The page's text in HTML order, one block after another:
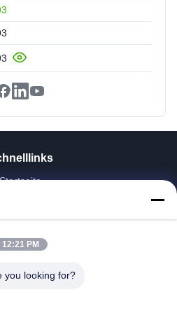
Startseite
VR Show
Tour
12:21 PM
you looking for?